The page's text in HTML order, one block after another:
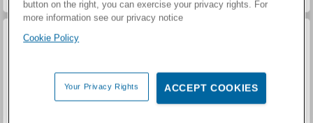
button on the right, you can exercise your privacy rights. For
more information see our privacy notice
Cookie Policy
Your Privacy Rights ACCEPT COOKIES